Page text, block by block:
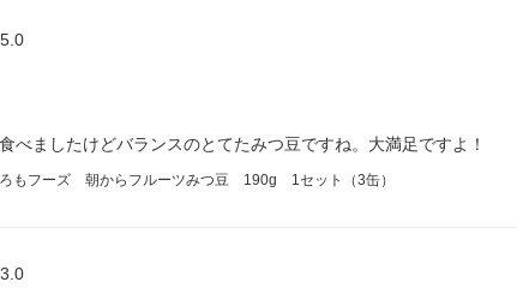
5.0
べましたけどバランスのとてたみつ豆ですね。大満足ですよ！
もフーズ 朝からフルーツみつ豆 190g 1セット（3缶）
3.0